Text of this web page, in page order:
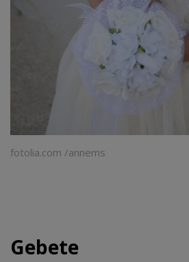
fotolia.com /annems
Gebete